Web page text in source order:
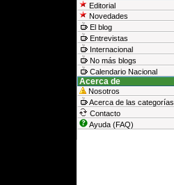
Editorial
Novedades
El blog
Entrevistas
Internacional
No más blogs
Calendario Nacional
Acerca de
Nosotros
Acerca de las categorías
Contacto
Ayuda (FAQ)